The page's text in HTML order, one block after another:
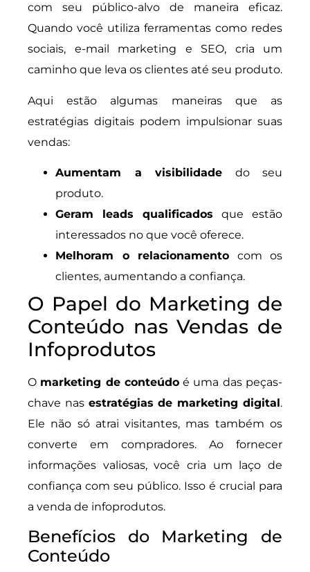
com seu público-alvo de maneira eficaz.
Quando você utiliza ferramentas como redes
sociais, e-mail marketing e SEO, cria um
caminho que leva os clientes até seu produto.
Aqui estão algumas maneiras que as
estratégias digitais podem impulsionar suas
vendas:
Aumentam a visibilidade do seu
produto.
Geram leads qualificados que estão
interessados no que você oferece.
Melhoram o relacionamento com os
clientes, aumentando a confiança.
O Papel do Marketing de
Conteúdo nas Vendas de
Infoprodutos
O marketing de conteúdoé uma das peças-
chave nas estratégias de marketing digital.
Ele não só atrai visitantes, mas também os
converte em compradores. Ao fornecer
informações valiosas, você cria um laço de
confiança com seu público. Isso é crucial para
a venda de infoprodutos.
Benefícios do Marketing de
Conteúdo